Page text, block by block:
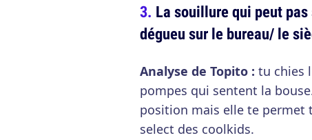
La souillure qui peut
dégueu sur le bureau/ le
Analyse de Topito : tu chies
pompes qui sentent la
position mais elle te permet
select des coolkids.